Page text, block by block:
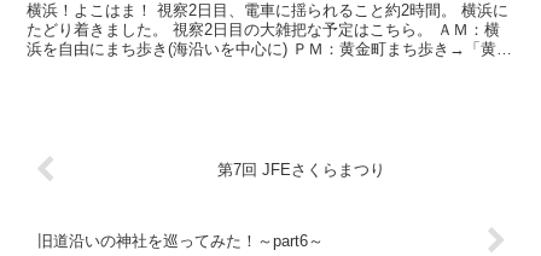
横浜！よこはま！ 視察2日目、電車に揺られること約2時間。 横浜に
たどり着きました。 視察2日目の大雑把な予定はこちら。 ＡＭ：横
浜を自由にまち歩き(海沿いを中心に) ＰＭ：黄金町まち歩き→「黄金
第7回 JFEさくらまつり
旧道沿いの神社を巡ってみた！～part6～